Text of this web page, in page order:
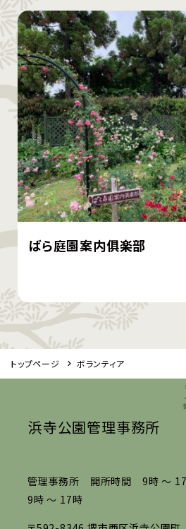
ばら庭園案内俱楽部
トップページ ボランティア
浜寺公園管理事務所
管理事務所 開所時間 9時 ～
9時 ～ 17時